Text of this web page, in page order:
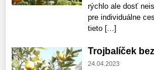
rýchlo ale dosť
pre individuálne
tieto [...]
Trojbalíček
24.04.2023